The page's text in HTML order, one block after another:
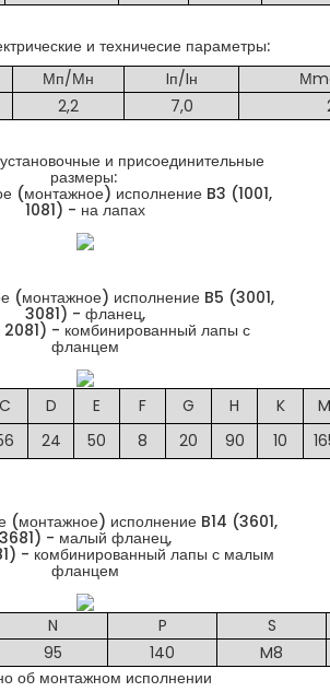
и техничесие параметры:
Мп/Мн Iп/Iн
2,2 7,0
и присоединительные
размеры:
(монтажное) исполнение B3 (1001,
1081) - на лапах
(монтажное) исполнение B5 (3001,
3081) - фланец,
- комбинированный лапы с
фланцем
C D E F G H K
M
24 50 8 20 90 10
(монтажное) исполнение B14 (3601,
3681) - малый фланец,
- комбинированный лапы с малым
фланцем
N P
S
95 140
M8
об монтажном исполнении